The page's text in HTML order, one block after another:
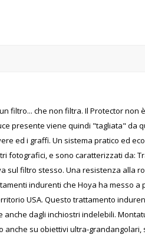
filtro... che non filtra. Il Protector
presente viene quindi "tagliata" da
ed i graffi. Un sistema pratico ed
fotografici, e sono caratterizzati da:
sul filtro stesso. Una resistenza alla
indurenti che Hoya ha messo
USA. Questo trattamento
dagli inchiostri indelebili.
su obiettivi ultra-